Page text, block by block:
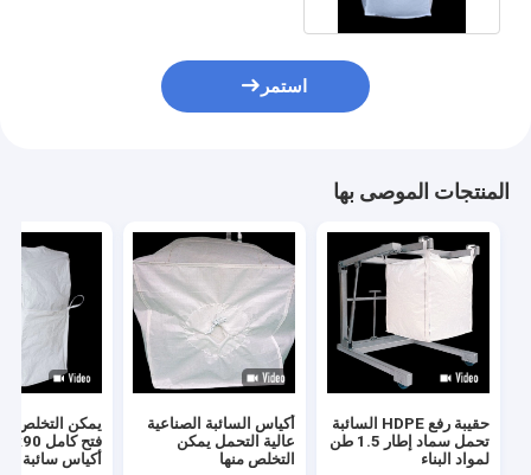
استمر
المنتجات الموصى بها
حقيبة رفع HDPE السائبة
تحمل سماد إطار 1.5 طن
لمواد البناء
أكياس السائبة الصناعية
عالية التحمل يمكن
التخلص منها
أكياس سائبة